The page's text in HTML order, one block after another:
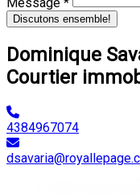
Discutons ensemble!
Dominique
Courtier
4384967074